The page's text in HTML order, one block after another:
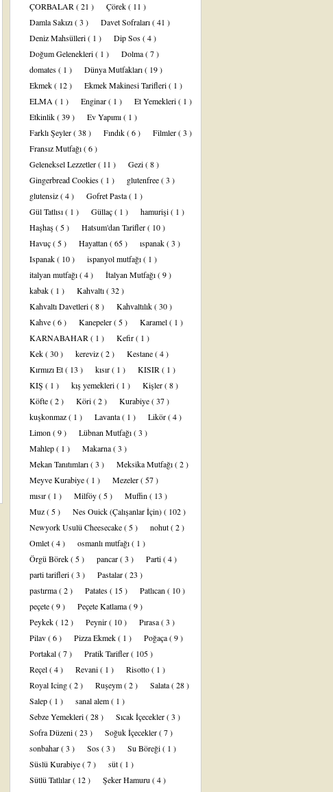
ÇORBALAR ( 21 ) Çörek( 11 )
Damla Sakızı( 3 ) Davet Sofraları( 41 )
Deniz Mahsülleri( 1 ) Dip Sos( 4 )
Doğum Gelenekleri( 1 ) Dolma( 7 )
domates( 1 ) Dünya Mutfakları( 19 )
Ekmek( 12 ) Ekmek Makinesi Tarifleri( 1 )
ELMA ( 1 ) Enginar( 1 ) Et Yemekleri( 1 )
Etkinlik( 39 ) Ev Yapımı( 1 )
Farklı Şeyler( 38 ) Fındık( 6 ) Filmler( 3 )
Fransız Mutfağı( 6 )
Geleneksel Lezzetler( 11 ) Gezi( 8 )
Gingerbread Cookies( 1 ) glutenfree( 3 )
glutensiz( 4 ) Gofret Pasta( 1 )
Gül Tatlısı( 1 ) Güllaç( 1 ) hamurişi( 1 )
Haşhaş( 5 ) Hatsum'dan Tarifler( 10 )
Havuç( 5 ) Hayattan ( 65 ) ıspanak( 3 )
Ispanak( 10 ) ispanyol mutfağı( 1 )
italyan mutfağı( 4 ) İtalyan Mutfağı( 9 )
kabak( 1 ) Kahvaltı( 32 )
Kahvaltı Davetleri( 8 ) Kahvaltılık( 30 )
Kahve( 6 ) Kanepeler( 5 ) Karamel( 1 )
KARNABAHAR ( 1 ) Kefir( 1 )
Kek( 30 ) kereviz( 2 ) Kestane( 4 )
Kırmızı Et( 13 ) kısır( 1 ) KISIR ( 1 )
KIŞ ( 1 ) kış yemekleri( 1 ) Kişler( 8 )
Köfte( 2 ) Köri( 2 ) Kurabiye( 37 )
kuşkonmaz( 1 ) Lavanta( 1 ) Likör( 4 )
Limon ( 9 ) Lübnan Mutfağı( 3 )
Mahlep( 1 ) Makarna( 3 )
Mekan Tanıtımları( 3 ) Meksika Mutfağı( 2 )
Meyve Kurabiye( 1 ) Mezeler( 57 )
mısır( 1 ) Milföy( 5 ) Muffin ( 13 )
Muz( 5 ) Nes Ouick (Çalışanlar İçin)( 102 )
Newyork Usulü Cheesecake( 5 ) nohut( 2 )
Omlet( 4 ) osmanlı mutfağı( 1 )
Örgü Börek( 5 ) pancar( 3 ) Parti( 4 )
parti tarifleri( 3 ) Pastalar( 23 )
pastırma( 2 ) Patates( 15 ) Patlıcan ( 10 )
peçete( 9 ) Peçete Katlama( 9 )
Peykek( 12 ) Peynir( 10 ) Pırasa( 3 )
Pilav( 6 ) Pizza Ekmek( 1 ) Poğaça( 9 )
Portakal( 7 ) Pratik Tarifler( 105 )
Reçel( 4 ) Revani( 1 ) Risotto( 1 )
Royal Icing( 2 ) Ruşeym( 2 ) Salata( 28 )
Salep( 1 ) sanal alem( 1 )
Sebze Yemekleri( 28 ) Sıcak İçecekler( 3 )
Sofra Düzeni( 23 ) Soğuk İçecekler( 7 )
sonbahar( 3 ) Sos( 3 ) Su Böreği( 1 )
Süslü Kurabiye( 7 ) süt( 1 )
Sütlü Tatlılar( 12 ) Şeker Hamuru ( 4 )